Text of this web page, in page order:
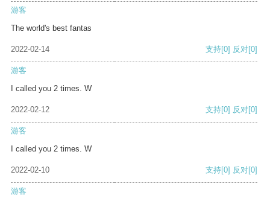
游客
The world's best fantas
2022-02-14 支持[0] 反对[0]
游客
I called you 2 times. W
2022-02-12 支持[0] 反对[0]
游客
I called you 2 times. W
2022-02-10 支持[0] 反对[0]
游客